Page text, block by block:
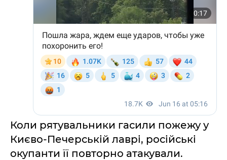
Коли рятувальники гасили пожежу у
Києво-Печерській лаврі, російські
окупанти її повторно атакували.